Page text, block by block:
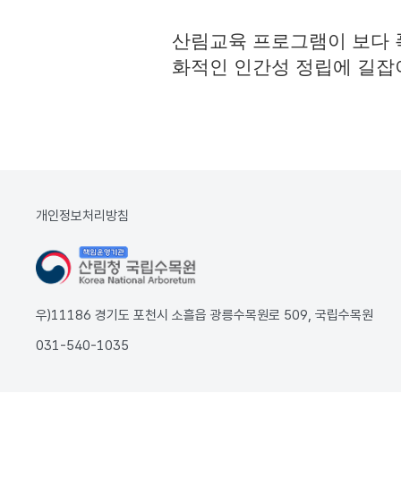
산림교육 프로그램이 보다
화적인 인간성 정립에 길
개인정보처리방침
우)11186 경기도 포천시 소흘읍 광릉수목원로 509, 국립수목원
031-540-1035